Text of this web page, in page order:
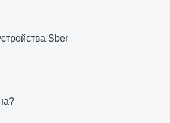
Sber